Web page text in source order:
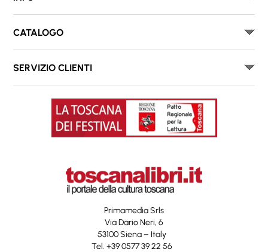
CATALOGO
SERVIZIO CLIENTI
Primamedia Srls
Via Dario Neri, 6
53100 Siena – Italy
Tel. +39 0577 39 22 56